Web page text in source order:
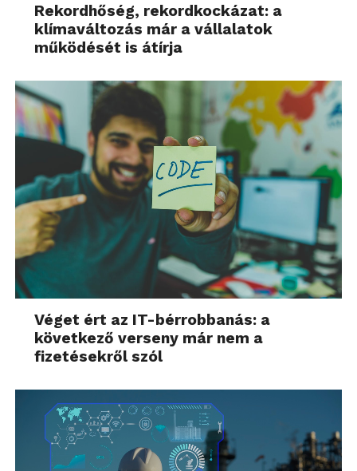
Rekordhőség, rekordkockázat: a
klímaváltozás már a vállalatok
működését is átírja
Véget ért az IT-bérrobbanás: a
következő verseny már nem a
fizetésekről szól